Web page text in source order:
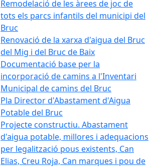
Remodelació de les àrees de joc de
tots els parcs infantils del municipi del
Bruc
Renovació de la xarxa d'aigua del Bruc
del Mig i del Bruc de Baix
Documentació base per la
incorporació de camins a l'Inventari
Municipal de camins del Bruc
Pla Director d'Abastament d'Aigua
Potable del Bruc
Projecte constructiu. Abastament
d'aigua potable, millores i adequacions
per legalització pous existents, Can
Elias, Creu Roja, Can marques i pou de